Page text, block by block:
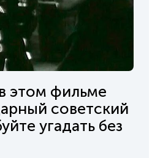
этом фильме
советский
угадать без